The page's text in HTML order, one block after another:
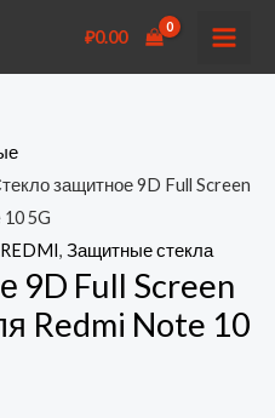
₽0.00
защитное 9D Full Screen
10 5G
, Защитные стекла
9D Full Screen
Redmi Note 10